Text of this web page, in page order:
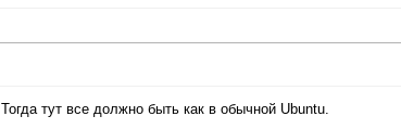
тут все должно быть как в обычной Ubuntu.